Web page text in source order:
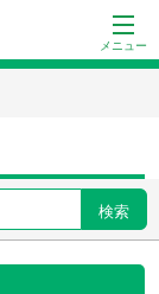
メニュー
検索